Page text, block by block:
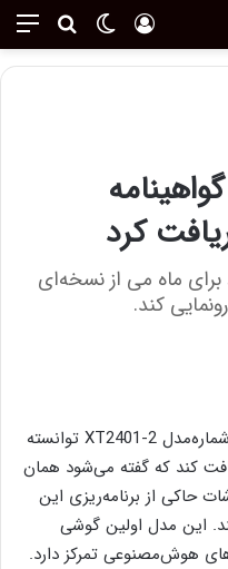
تغییر پوسته ورود
اولترا گواهینامه
کرد
برای ماه می از نسخه‌ای
به‌تازگی یک تلفن‌هوشمند موتورولا با شماره‌مدل XT2401-2 توانسته
کند که گفته می‌شود همان
گزارشات حاکی از برنامه‌ریزی این
این مدل اولین گوشی
هوش‌مصنوعی تمرکز دارد.